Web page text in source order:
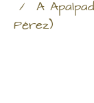
/ A
Pérez)